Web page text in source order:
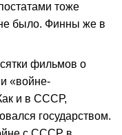
тоже
было. Финны же в
фильмов о
«войне-
и в СССР,
государством.